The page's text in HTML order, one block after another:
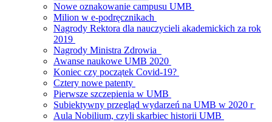
Nowe oznakowanie campusu UMB
Milion w e-podręcznikach
Nagrody Rektora dla nauczycieli akademickich za rok
2019
Nagrody Ministra Zdrowia
Awanse naukowe UMB 2020
Koniec czy początek Covid-19?
Cztery nowe patenty
Pierwsze szczepienia w UMB
Subiektywny przegląd wydarzeń na UMB w 2020 r
Aula Nobilium, czyli skarbiec historii UMB